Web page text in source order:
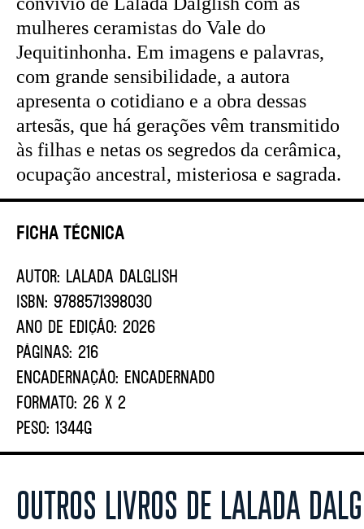
Ficha Técnica
AUTOR: LALADA DALGLISH
ISBN: 9788571398030
ANO DE EDIÇÃO: 2026
PÁGINAS: 216
ENCADERNAÇÃO: ENCADERNADO
FORMATO: 26 X 2
PESO: 1344G
mulheres ceramistas do Vale do
Jequitinhonha. Em imagens e palavras,
com grande sensibilidade, a autora
apresenta o cotidiano e a obra dessas
artesãs, que há gerações vêm transmitido
às filhas e netas os segredos da cerâmica,
ocupação ancestral, misteriosa e sagrada.
OUTROS LIVROS DE LALADA